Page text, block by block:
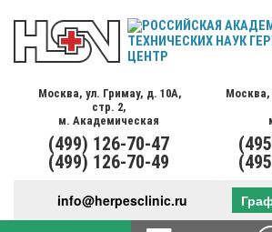
Москва, ул. Гримау, д. 10А,
стр. 2,
м. Академическая
(499) 126-70-47
(499) 126-70-49
Москва,
info@herpesclinic.ru